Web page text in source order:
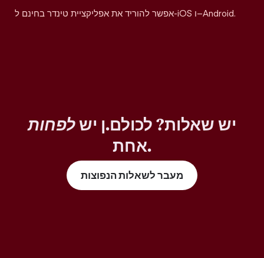
אפשר להוריד את אפליקציית טינדר בחינם ל-iOS ו–Android.
יש שאלות? לכולם.ן ישלפחות
אחת.
מעבר לשאלות הנפוצות